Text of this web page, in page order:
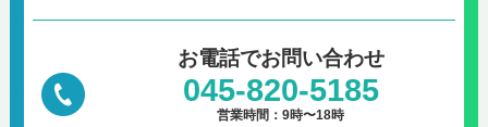
お電話でお問い合わせ
045-820-5185
営業時間：9時〜18時